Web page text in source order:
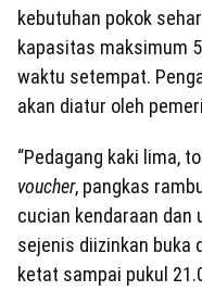
kebutuhan pokok
kapasitas maksimum
waktu setempat.
akan diatur oleh
“Pedagang kaki lima,
voucher, pangkas
cucian kendaraan dan
sejenis diizinkan buka
ketat sampai pukul